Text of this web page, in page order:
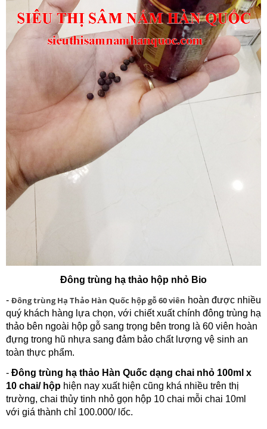
Đông trùng hạ thảo hộp nhỏ Bio
- Đông trùng Hạ Thảo Hàn Quốc hộp gỗ 60 viên hoàn được nhiều
quý khách hàng lựa chọn, với chiết xuất chính đông trùng hạ
thảo bên ngoài hộp gỗ sang trọng bên trong là 60 viên hoàn
đựng trong hũ nhựa sang đảm bảo chất lượng vệ sinh an
toàn thực phẩm.
- Đông trùng hạ thảo Hàn Quốc dạng chai nhỏ 100ml x
10 chai/ hộp hiện nay xuất hiện cũng khá nhiều trên thị
trường, chai thủy tinh nhỏ gọn hộp 10 chai mỗi chai 10ml
với giá thành chỉ 100.000/ lốc.